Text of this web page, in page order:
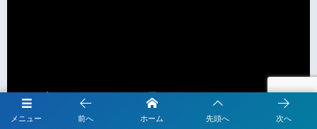
メニュー 前へ ホーム 先頭へ 次へ